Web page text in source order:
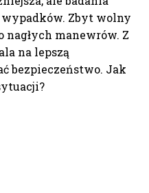
wypadków. Zbyt wolny
nagłych manewrów. Z
na lepszą
bezpieczeństwo. Jak